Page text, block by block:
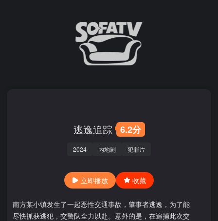
逃逸追踪 6.2分
2024 内地剧 犯罪片
立即播放 收藏
南方某小镇发生了一起恶性交通事故，肇事者逃逸，为了能
尽快抓获逃犯，交警队全力以赴。意外的是，在追捕此次交